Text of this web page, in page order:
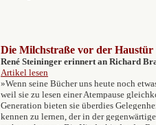
Die Milchstraße vor der Haustür
René Steininger erinnert an Richard
Artikel lesen
»Wenn seine Bücher uns heute noch
weil sie zu lesen einer Atempause
Generation bieten sie überdies
kennen zu lernen, der in der